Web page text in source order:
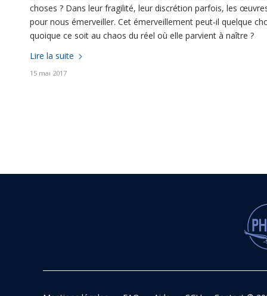
choses ? Dans leur fragilité, leur discrétion parfois, les
pour nous émerveiller. Cet émerveillement peut-il quelque
quoique ce soit au chaos du réel où elle parvient à naître ?
Lire la suite
15 mai 2017